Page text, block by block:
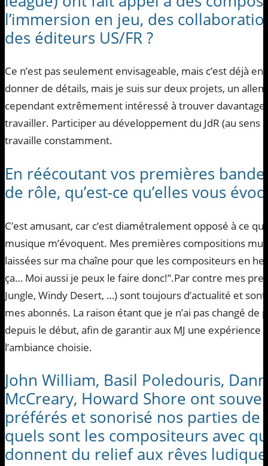
l’immersion en jeu, des
des éditeurs US/FR ?
Ce n’est pas seulement envisageable, mais c’est déjà
donner de détails, mais je suis sur deux projets, un
cependant extrêmement intéressé à trouver davantage
travailler. Participer au développement du JdR (au sens
travaille constamment.
En réécoutant vos premières
de rôle, qu’est-ce qu’elles vous
C’est amusant, car c’est diamétralement opposé à ce
musique m’évoquent. Mes premières compositions
laissées sur ma chaîne pour que les compositeurs en
ça… Moi aussi je peux le faire donc!”.Par contre mes
Jungle, Windy Desert, …) sont toujours d’actualité et
mes abonnés. La raison étant que je n’ai pas changé
depuis le début, afin de garantir aux MJ une expérience
l’ambiance choisie.
John William, Basil Poledouris,
McCreary, Howard Shore ont
préférés et sonorisé nos parties
quels sont les compositeurs avec
donnent du relief aux rêves